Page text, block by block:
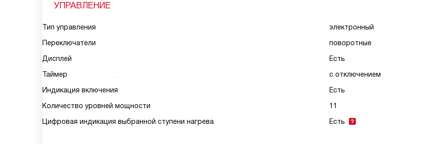
УПРАВЛЕНИЕ
Тип управления
электронный
Переключатели
поворотные
Дисплей
Есть
Таймер
с отключением
Индикация включения
Есть
Количество уровней мощности
11
Цифровая индикация выбранной ступени нагрева
Есть